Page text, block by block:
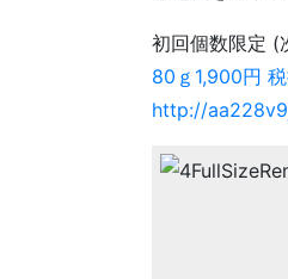
初回個数限定 (
80ｇ1,900円
http://